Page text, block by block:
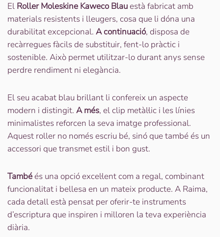
El Roller Moleskine Kaweco Blauestà fabricat amb
materials resistents i lleugers, cosa que li dóna una
durabilitat excepcional. A continuació, disposa de
recàrregues fàcils de substituir, fent-lo pràctic i
sostenible. Això permet utilitzar-lo durant anys sense
perdre rendiment ni elegància.
El seu acabat blau brillant li confereix un aspecte
modern i distingit. A més, el clip metàl·lic i les línies
minimalistes reforcen la seva imatge professional.
Aquest roller no només escriu bé, sinó que també és un
accessori que transmet estil i bon gust.
Tambéés una opció excel·lent com a regal, combinant
funcionalitat i bellesa en un mateix producte. A Raima,
cada detall està pensat per oferir-te instruments
d’escriptura que inspiren i milloren la teva experiència
diària.